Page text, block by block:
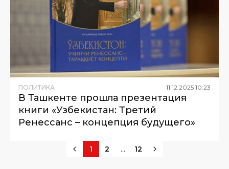
ПОЛИТИКА 11 12 2025 10:23
В Ташкенте прошла презентация
книги «Узбекистан: Третий
Ренессанс – концепция будущего»
1 2 ... 12